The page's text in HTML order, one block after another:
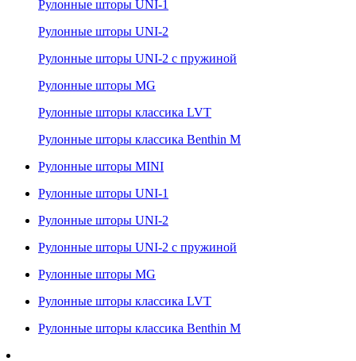
Рулонные шторы UNI-1
Рулонные шторы UNI-2
Рулонные шторы UNI-2 с пружиной
Рулонные шторы MG
Рулонные шторы классика LVT
Рулонные шторы классика Benthin M
Рулонные шторы MINI
Рулонные шторы UNI-1
Рулонные шторы UNI-2
Рулонные шторы UNI-2 с пружиной
Рулонные шторы MG
Рулонные шторы классика LVT
Рулонные шторы классика Benthin M